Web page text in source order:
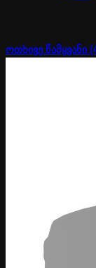
ოთხივე წამყვანი